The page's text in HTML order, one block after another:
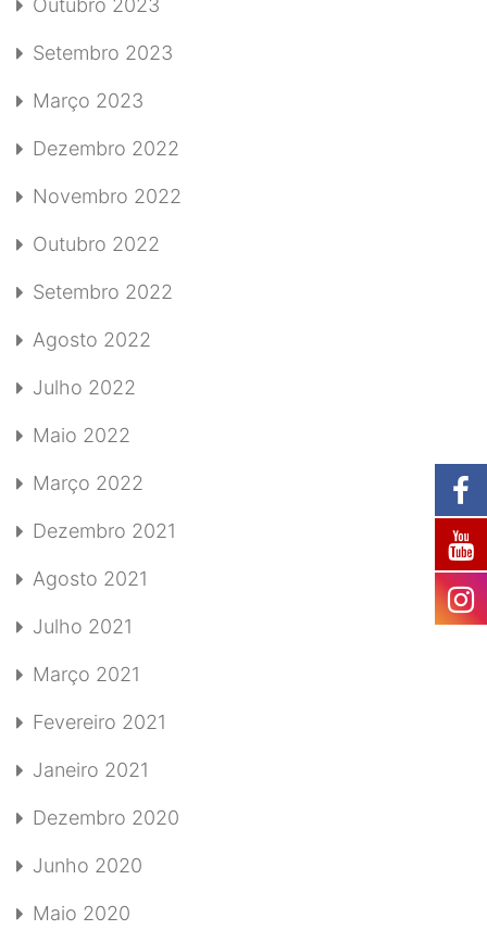
Outubro 2023
Setembro 2023
Março 2023
Dezembro 2022
Novembro 2022
Outubro 2022
Setembro 2022
Agosto 2022
Julho 2022
Maio 2022
Março 2022
Dezembro 2021
Agosto 2021
Julho 2021
Março 2021
Fevereiro 2021
Janeiro 2021
Dezembro 2020
Junho 2020
Maio 2020